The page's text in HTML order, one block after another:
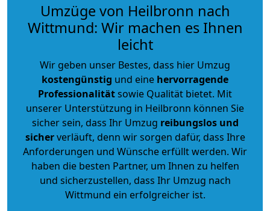
Umzüge von Heilbronn nach
Wittmund: Wir machen es Ihnen
leicht
Wir geben unser Bestes, dass hier Umzug
kostengünstig und eine hervorragende
Professionalitätsowie Qualität bietet. Mit
unserer Unterstützung in Heilbronn können Sie
sicher sein, dass Ihr Umzug reibungslos und
sicherverläuft, denn wir sorgen dafür, dass Ihre
Anforderungen und Wünsche erfüllt werden. Wir
haben die besten Partner, um Ihnen zu helfen
und sicherzustellen, dass Ihr Umzug nach
Wittmund ein erfolgreicher ist.